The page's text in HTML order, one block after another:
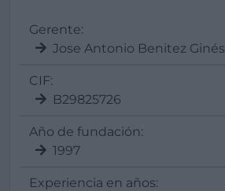
Gerente:
Jose Antonio Benitez Ginés
CIF:
B29825726
Año de fundación:
1997
Experiencia en años: